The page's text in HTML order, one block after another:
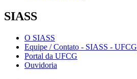
SIASS
O SIASS
Equipe / Contato - SIASS - UFCG
Portal da UFCG
Ouvidoria